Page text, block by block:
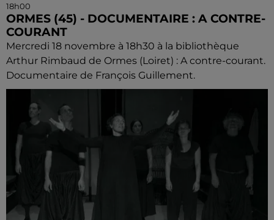
18h00
ORMES (45) - DOCUMENTAIRE : A CONTRE-
COURANT
Mercredi 18 novembre à 18h30 à la bibliothèque
Arthur Rimbaud de Ormes (Loiret) : A contre-courant.
Documentaire de François Guillement.